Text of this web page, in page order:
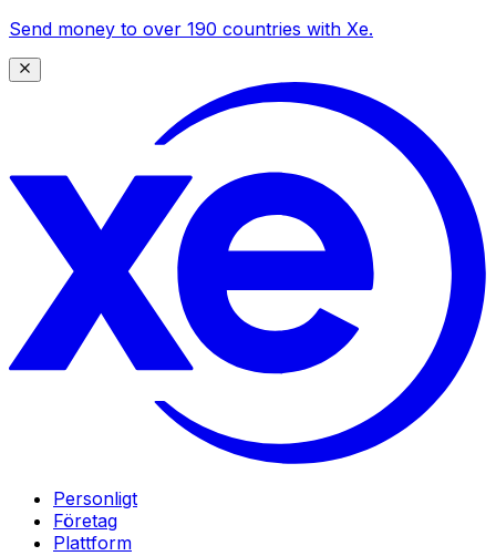
Send money to over 190 countries with Xe.
Personligt
Företag
Plattform